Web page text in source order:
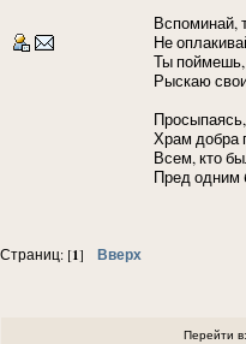
Вспоминай,
Не
Ты поймешь,
Рыскаю
Храм добра
Всем, кто
Пред одним
Страниц: [1] Вверх
Перейти в: